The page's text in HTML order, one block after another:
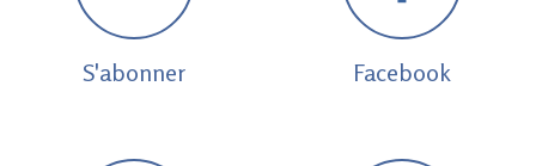
S'abonner Facebook